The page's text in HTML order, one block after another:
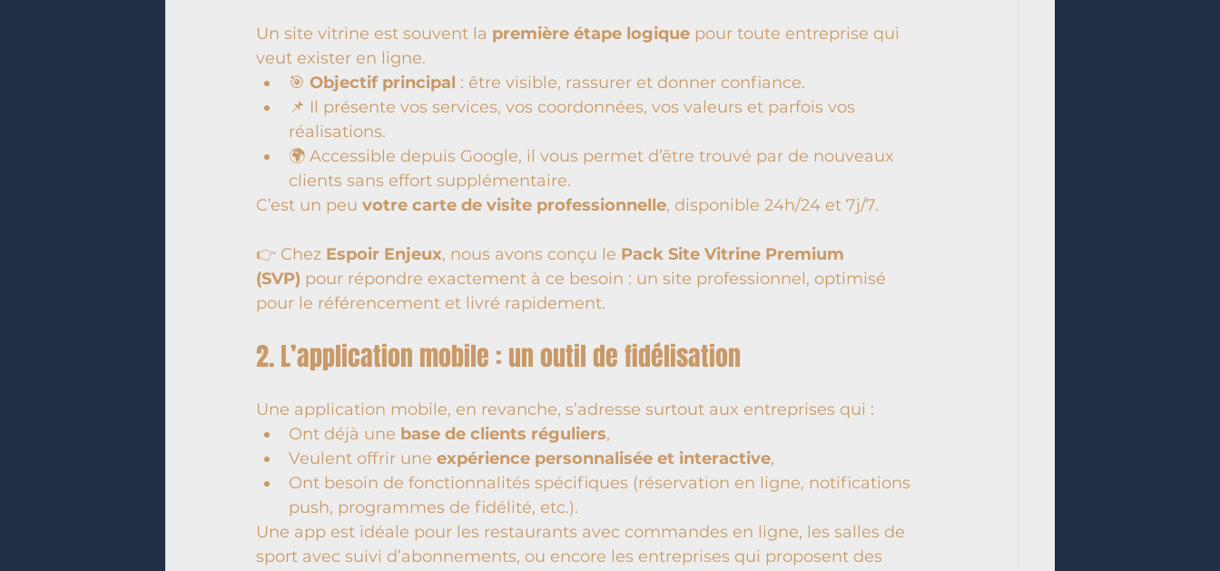
Un site vitrine est souvent la première étape logique pour toute entreprise qui
veut exister en ligne.
🎯 Objectif principal : être visible, rassurer et donner confiance.
📌 Il présente vos services, vos coordonnées, vos valeurs et parfois vos
réalisations.
🌍 Accessible depuis Google, il vous permet d’être trouvé par de nouveaux
clients sans effort supplémentaire.
C’est un peu votre carte de visite professionnelle, disponible 24h/24 et 7j/7.
👉 Chez Espoir Enjeux, nous avons conçu le Pack Site Vitrine Premium
(SVP) pour répondre exactement à ce besoin : un site professionnel, optimisé
pour le référencement et livré rapidement.
2. L’application mobile : un outil de fidélisation
Une application mobile, en revanche, s’adresse surtout aux entreprises qui :
Ont déjà une base de clients réguliers,
Veulent offrir une expérience personnalisée et interactive,
Ont besoin de fonctionnalités spécifiques (réservation en ligne, notifications
push, programmes de fidélité, etc.).
Une app est idéale pour les restaurants avec commandes en ligne, les salles de
sport avec suivi d’abonnements, ou encore les entreprises qui proposent des